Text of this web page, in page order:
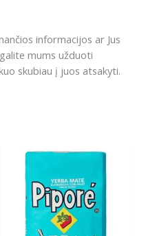
informacijos ar Jus
mums užduoti
skubiau į juos atsakyti.